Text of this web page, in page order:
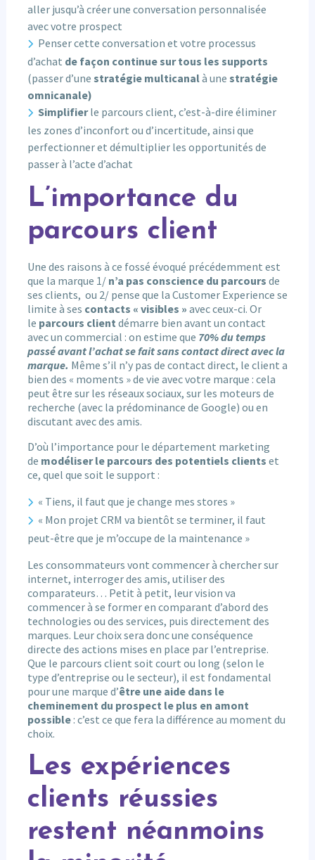
aller jusqu’à créer une conversation personnalisée
avec votre prospect
Penser cette conversation et votre processus
d’achat de façon continue sur tous les supports
(passer d’une stratégie multicanalà une stratégie
omnicanale)
Simplifierle parcours client, c’est-à-dire éliminer
les zones d’inconfort ou d’incertitude, ainsi que
perfectionner et démultiplier les opportunités de
passer à l’acte d’achat
L’importance du
parcours client
Une des raisons à ce fossé évoqué précédemment est
que la marque 1/n’a pas conscience du parcours de
ses clients, ou 2/ pense que la Customer Experience se
limite à ses contacts « visibles » avec ceux-ci. Or
le parcours client démarre bien avant un contact
avec un commercial : on estime que 70% du temps
passé avant l’achat se fait sans contact direct avec la
marque. Même s’il n’y pas de contact direct, le client a
bien des « moments » de vie avec votre marque : cela
peut être sur les réseaux sociaux, sur les moteurs de
recherche (avec la prédominance de Google) ou en
discutant avec des amis.
D’où l’importance pour le département marketing
de modéliser le parcours des potentiels clients et
ce, quel que soit le support :
« Tiens, il faut que je change mes stores »
« Mon projet CRM va bientôt se terminer, il faut
peut-être que je m’occupe de la maintenance »
Les consommateurs vont commencer à chercher sur
internet, interroger des amis, utiliser des
comparateurs… Petit à petit, leur vision va
commencer à se former en comparant d’abord des
technologies ou des services, puis directement des
marques. Leur choix sera donc une conséquence
directe des actions mises en place par l’entreprise.
Que le parcours client soit court ou long (selon le
type d’entreprise ou le secteur), il est fondamental
pour une marque d’être une aide dans le
cheminement du prospect le plus en amont
possible : c’est ce que fera la différence au moment du
choix.
Les expériences
clients réussies
restent néanmoins